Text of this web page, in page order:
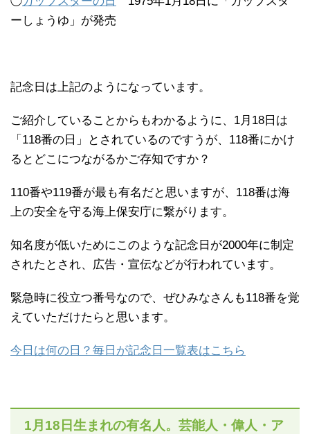
ーしょうゆ」が発売
記念日は上記のようになっています。
ご紹介していることからもわかるように、1月18日は
「118番の日」とされているのですうが、118番にかけ
るとどこにつながるかご存知ですか？
110番や119番が最も有名だと思いますが、118番は海
上の安全を守る海上保安庁に繋がります。
知名度が低いためにこのような記念日が2000年に制定
されたとされ、広告・宣伝などが行われています。
緊急時に役立つ番号なので、ぜひみなさんも118番を覚
えていただけたらと思います。
今日は何の日？毎日が記念日一覧表はこちら
1月18日生まれの有名人。芸能人・偉人・ア